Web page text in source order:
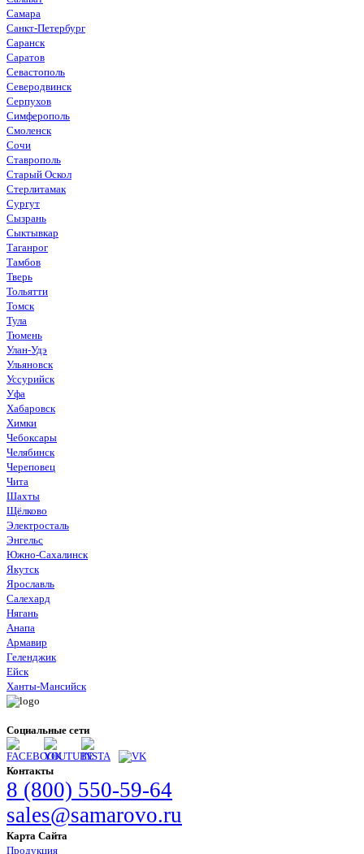
Самара
Санкт-Петербург
Саранск
Саратов
Севастополь
Северодвинск
Серпухов
Симферополь
Смоленск
Сочи
Ставрополь
Старый Оскол
Стерлитамак
Сургут
Сызрань
Сыктывкар
Таганрог
Тамбов
Тверь
Тольятти
Томск
Тула
Тюмень
Улан-Удэ
Ульяновск
Уссурийск
Уфа
Хабаровск
Химки
Чебоксары
Челябинск
Череповец
Чита
Шахты
Щёлково
Электросталь
Энгельс
Южно-Сахалинск
Якутск
Ярославль
Салехард
Нягань
Анапа
Армавир
Геленджик
Ейск
Ханты-Мансийск
Социальные сети
Контакты
8 (800) 550-59-64
sales@samarovo.ru
Карта Сайта
Продукция